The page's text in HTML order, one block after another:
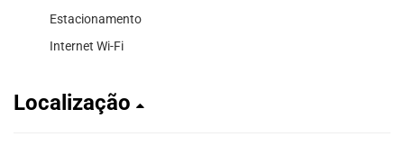
Estacionamento
Internet Wi-Fi
Localização